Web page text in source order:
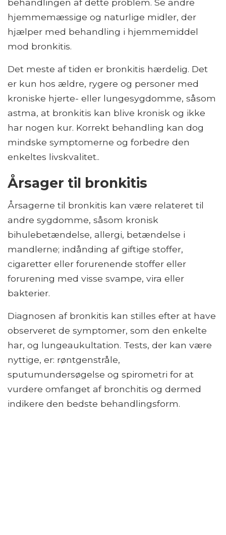
behandlingen af ​​dette problem. Se andre
hjemmemæssige og naturlige midler, der
hjælper med behandling i hjemmemiddel
mod bronkitis.
Det meste af tiden er bronkitis hærdelig. Det
er kun hos ældre, rygere og personer med
kroniske hjerte- eller lungesygdomme, såsom
astma, at bronkitis kan blive kronisk og ikke
har nogen kur. Korrekt behandling kan dog
mindske symptomerne og forbedre den
enkeltes livskvalitet..
Årsager til bronkitis
Årsagerne til bronkitis kan være relateret til
andre sygdomme, såsom kronisk
bihulebetændelse, allergi, betændelse i
mandlerne; indånding af giftige stoffer,
cigaretter eller forurenende stoffer eller
forurening med visse svampe, vira eller
bakterier.
Diagnosen af ​​bronkitis kan stilles efter at have
observeret de symptomer, som den enkelte
har, og lungeaukultation. Tests, der kan være
nyttige, er: røntgenstråle,
sputumundersøgelse og spirometri for at
vurdere omfanget af bronchitis og dermed
indikere den bedste behandlingsform.